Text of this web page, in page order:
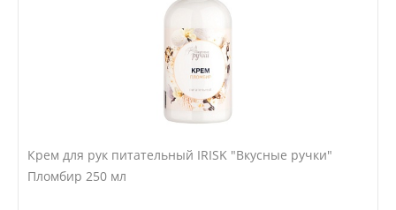
Крем для рук питательный IRISK "Вкусные ручки"
Пломбир 250 мл